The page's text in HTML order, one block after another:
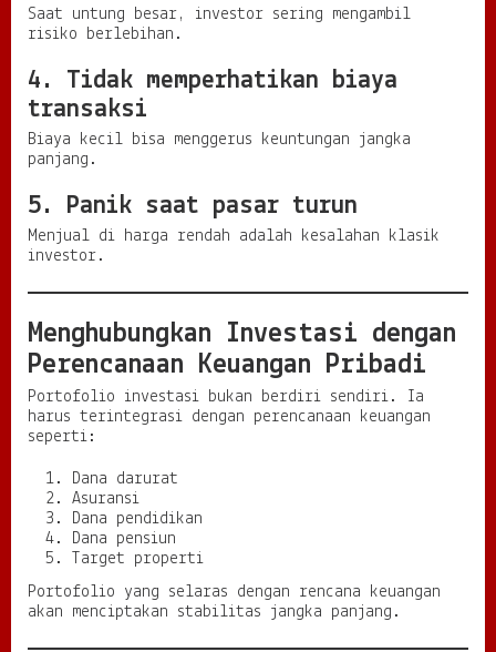
Saat untung besar, investor sering mengambil
risiko berlebihan.
4. Tidak memperhatikan biaya
transaksi
Biaya kecil bisa menggerus keuntungan jangka
panjang.
5. Panik saat pasar turun
Menjual di harga rendah adalah kesalahan klasik
investor.
Menghubungkan Investasi dengan
Perencanaan Keuangan Pribadi
Portofolio investasi bukan berdiri sendiri. Ia
harus terintegrasi dengan perencanaan keuangan
seperti:
Dana darurat
Asuransi
Dana pendidikan
Dana pensiun
Target properti
Portofolio yang selaras dengan rencana keuangan
akan menciptakan stabilitas jangka panjang.